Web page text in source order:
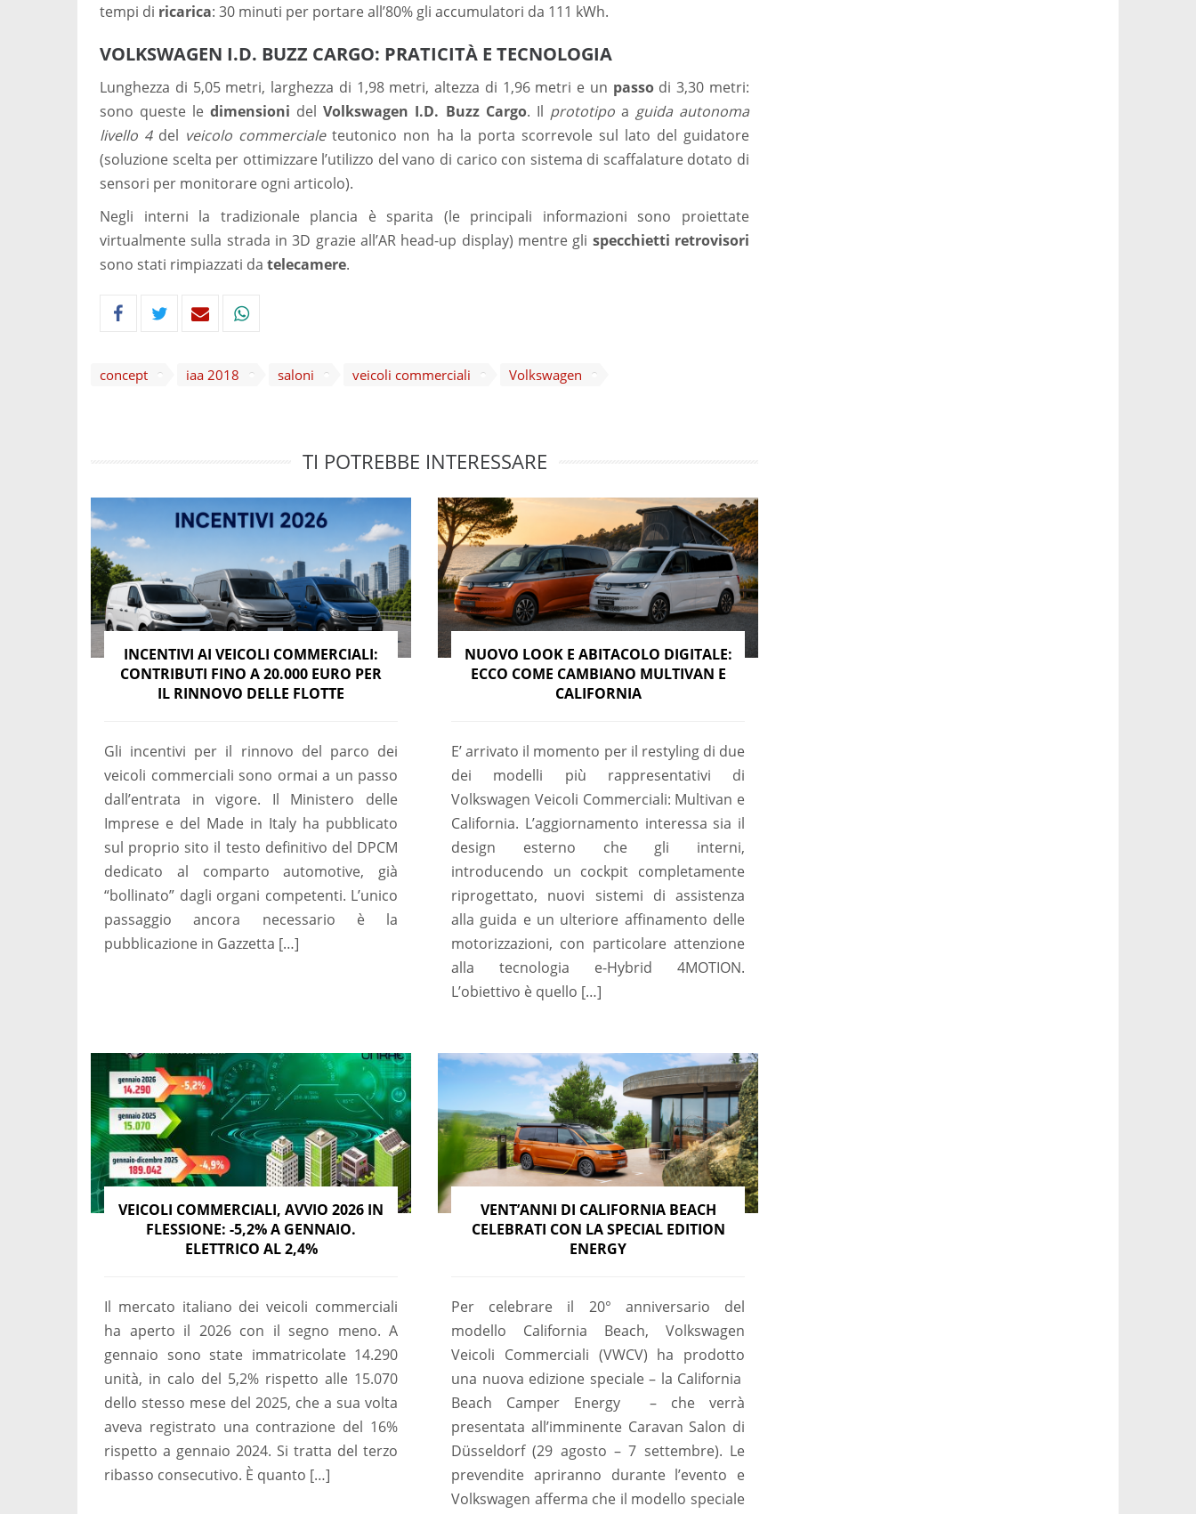
tempi di ricarica: 30 minuti per portare all’80% gli accumulatori da 111 kWh.
VOLKSWAGEN I.D. BUZZ CARGO: PRATICITÀ E TECNOLOGIA
Lunghezza di 5,05 metri, larghezza di 1,98 metri, altezza di 1,96 metri e un passodi 3,30 metri:
sono queste ledimensioni delVolkswagen I.D. Buzz Cargo. Il prototipoa guida autonoma
livello 4del veicolo commercialeteutonico non ha la porta scorrevole sul lato del guidatore
(soluzione scelta per ottimizzare l’utilizzo del vano di carico con sistema di scaffalature dotato di
sensori per monitorare ogni articolo).
Negli interni la tradizionale plancia è sparita (le principali informazioni sono proiettate
virtualmente sulla strada in 3D grazie all’AR head-up display) mentre gli specchietti retrovisori
sono stati rimpiazzati da telecamere.
concept iaa 2018 saloni veicoli commerciali Volkswagen
TI POTREBBE INTERESSARE
INCENTIVI AI VEICOLI COMMERCIALI:
CONTRIBUTI FINO A 20.000 EURO PER
IL RINNOVO DELLE FLOTTE
Gli incentivi per il rinnovo del parco dei
veicoli commerciali sono ormai a un passo
dall’entrata in vigore. Il Ministero delle
Imprese e del Made in Italy ha pubblicato
sul proprio sito il testo definitivo del DPCM
dedicato al comparto automotive, già
“bollinato” dagli organi competenti. L’unico
passaggio ancora necessario è la
pubblicazione in Gazzetta […]
NUOVO LOOK E ABITACOLO DIGITALE:
ECCO COME CAMBIANO MULTIVAN E
CALIFORNIA
E’ arrivato il momento per il restyling di due
dei modelli più rappresentativi di
Volkswagen Veicoli Commerciali: Multivan e
California. L’aggiornamento interessa sia il
design esterno che gli interni,
introducendo un cockpit completamente
riprogettato, nuovi sistemi di assistenza
alla guida e un ulteriore affinamento delle
motorizzazioni, con particolare attenzione
alla tecnologia e-Hybrid 4MOTION.
L’obiettivo è quello […]
VEICOLI COMMERCIALI, AVVIO 2026 IN
FLESSIONE: -5,2% A GENNAIO.
ELETTRICO AL 2,4%
Il mercato italiano dei veicoli commerciali
ha aperto il 2026 con il segno meno. A
gennaio sono state immatricolate 14.290
unità, in calo del 5,2% rispetto alle 15.070
dello stesso mese del 2025, che a sua volta
aveva registrato una contrazione del 16%
rispetto a gennaio 2024. Si tratta del terzo
ribasso consecutivo. È quanto […]
VENT’ANNI DI CALIFORNIA BEACH
CELEBRATI CON LA SPECIAL EDITION
ENERGY
Per celebrare il 20° anniversario del
modello California Beach, Volkswagen
Veicoli Commerciali (VWCV) ha prodotto
una nuova edizione speciale – la California
Beach Camper Energy – che verrà
presentata all’imminente Caravan Salon di
Düsseldorf (29 agosto – 7 settembre). Le
prevendite apriranno durante l’evento e
Volkswagen afferma che il modello speciale